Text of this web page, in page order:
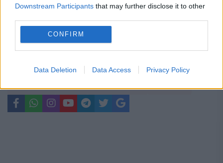
Downstream Participants that may further disclose it to other
CONFIRM
Data Deletion Data Access Privacy Policy
acumulat românii în fondurile de pensii
private